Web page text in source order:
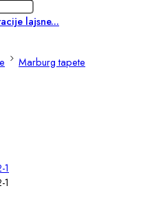
lajsne...
Marburg tapete